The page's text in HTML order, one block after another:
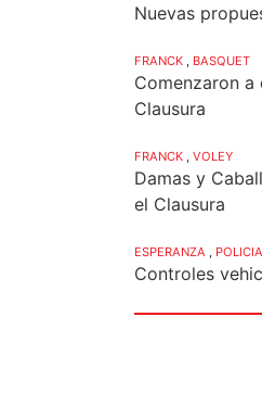
Nuevas
FRANCK BASQUET
Comenzaron a
Clausura
FRANCK VOLEY
Damas y
el Clausura
ESPERANZA
Controles